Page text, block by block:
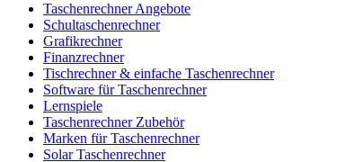
Taschenrechner Angebote
Schultaschenrechner
Grafikrechner
Finanzrechner
Tischrechner & einfache Taschenrechner
Software für Taschenrechner
Lernspiele
Taschenrechner Zubehör
Marken für Taschenrechner
Solar Taschenrechner